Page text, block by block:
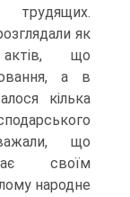
трудящих.
як
актів, що
а в
кілька
що
своїм
народне